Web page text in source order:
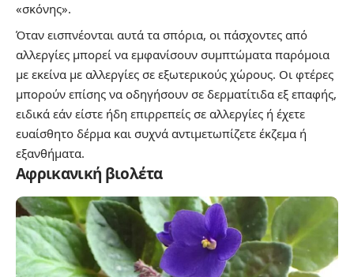
«σκόνης».
Όταν εισπνέονται αυτά τα σπόρια, οι πάσχοντες από
αλλεργίες μπορεί να εμφανίσουν συμπτώματα παρόμοια
με εκείνα με αλλεργίες σε εξωτερικούς χώρους. Οι φτέρες
μπορούν επίσης να οδηγήσουν σε δερματίτιδα εξ επαφής,
ειδικά εάν είστε ήδη επιρρεπείς σε αλλεργίες ή έχετε
ευαίσθητο δέρμα και συχνά αντιμετωπίζετε έκζεμα ή
εξανθήματα.
Αφρικανική βιολέτα